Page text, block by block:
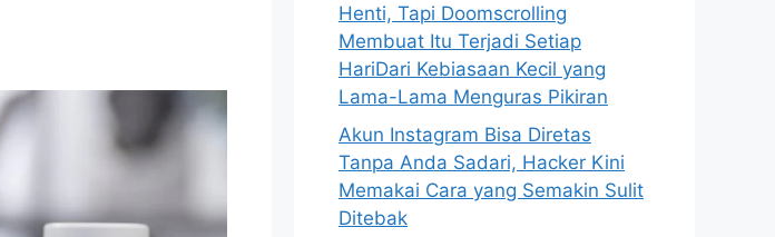
Henti, Tapi Doomscrolling
Membuat Itu Terjadi Setiap
HariDari Kebiasaan Kecil yang
Lama-Lama Menguras Pikiran
Akun Instagram Bisa Diretas
Tanpa Anda Sadari, Hacker Kini
Memakai Cara yang Semakin Sulit
Ditebak